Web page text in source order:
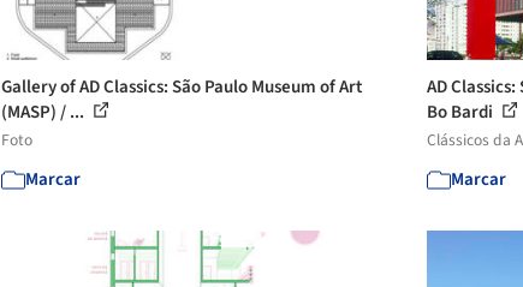
Gallery of AD Classics: São Paulo Museum of Art
(MASP) / ...
Foto
Marcar
AD
Bo Bardi
Clássicos da
Marcar